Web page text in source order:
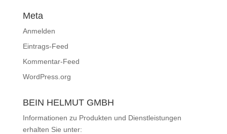
Meta
Anmelden
Eintrags-Feed
Kommentar-Feed
WordPress.org
BEIN HELMUT GMBH
Informationen zu Produkten und Dienstleistungen
erhalten Sie unter: